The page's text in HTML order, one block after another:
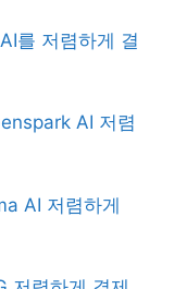
를 저렴하게 결
AI 저렴
AI 저렴하게